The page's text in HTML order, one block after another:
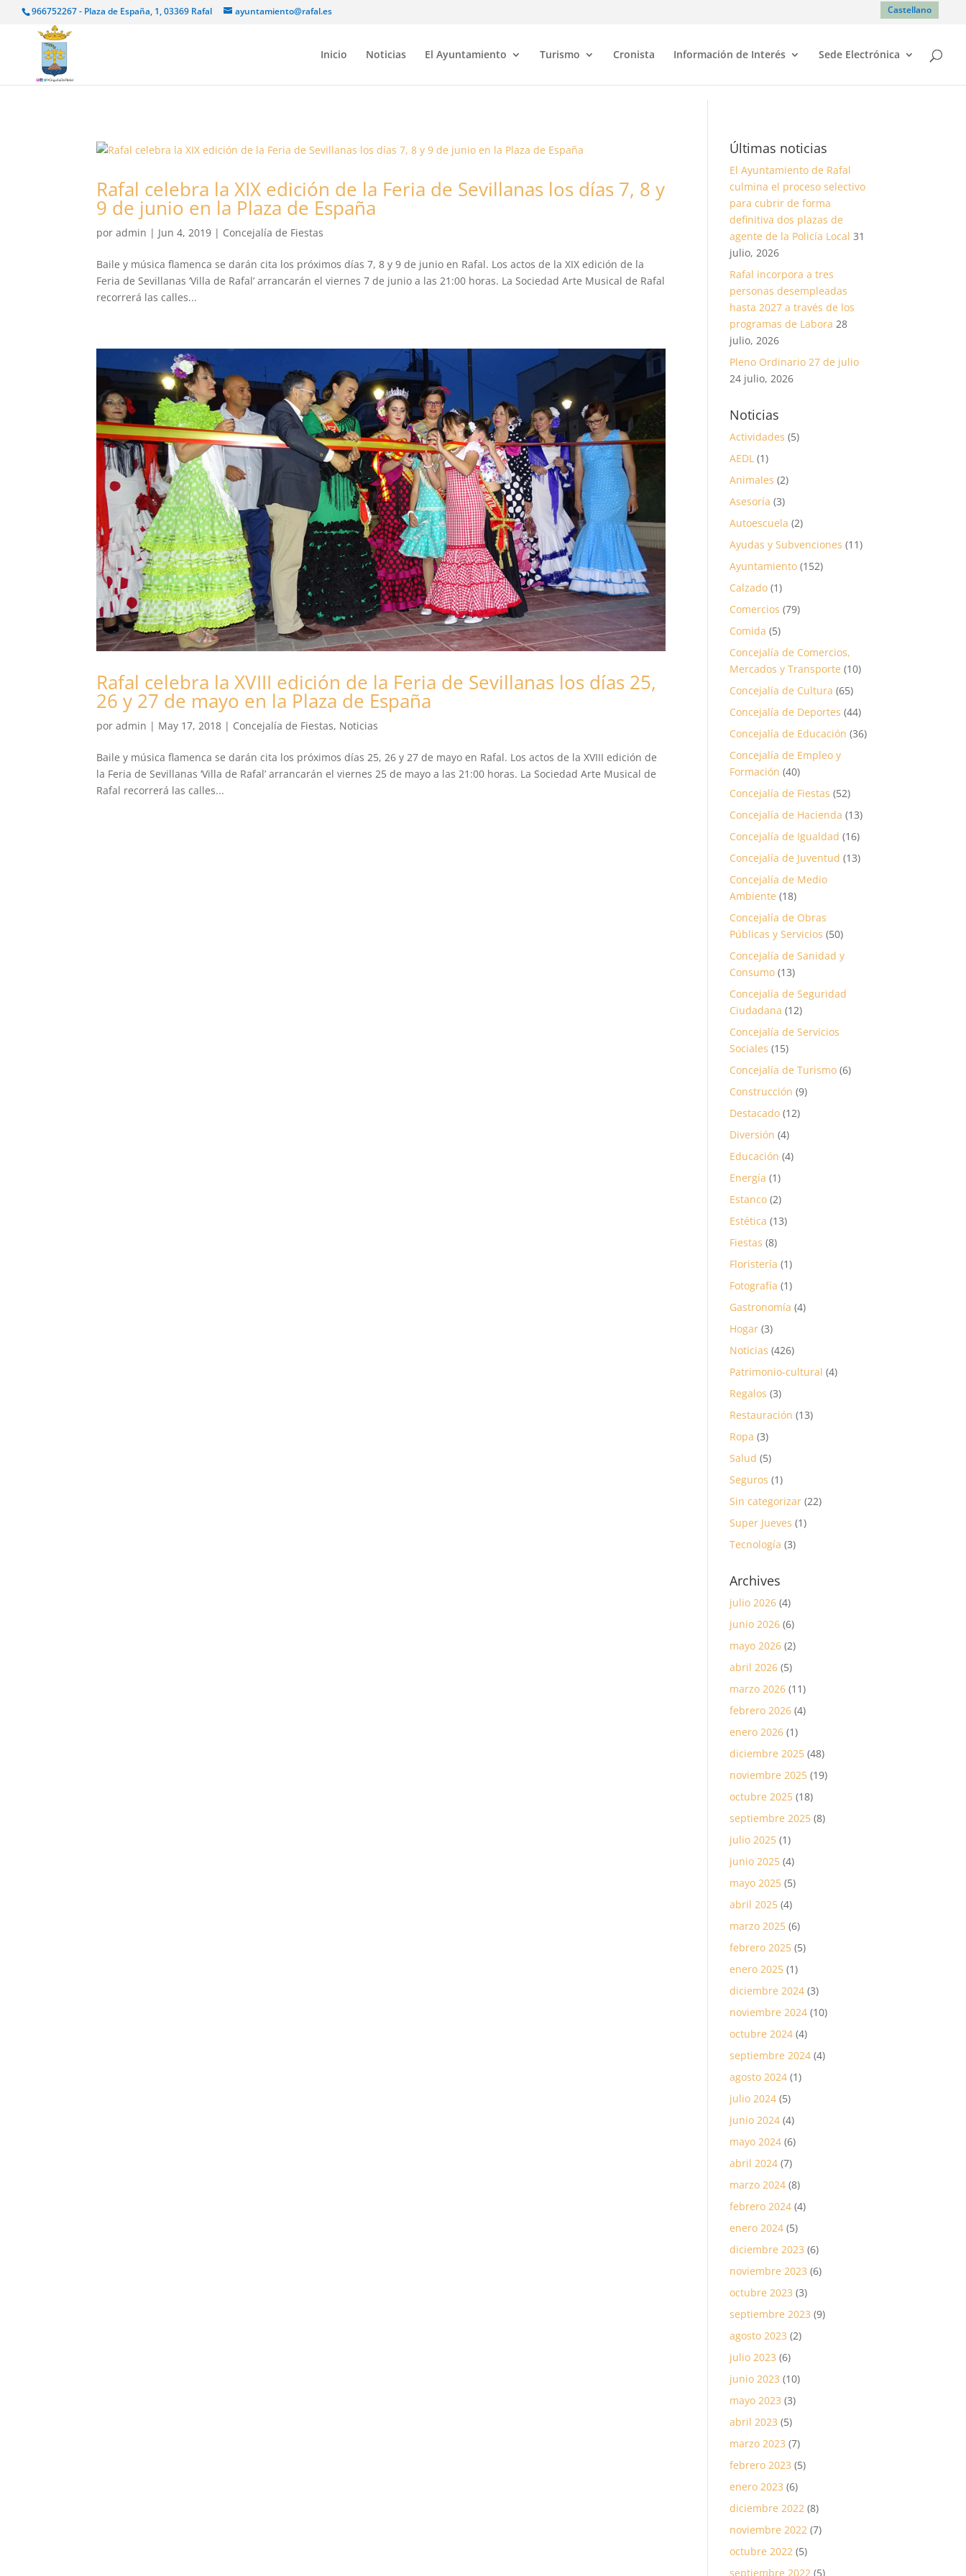
966752267 - Plaza de España, 1, 03369 Rafal ayuntamiento@rafal.es Castellano
Inicio Noticias El Ayuntamiento Turismo Cronista Información de Interés Sede Electrónica
Rafal celebra la XIX edición de la Feria de Sevillanas los días 7, 8 y
9 de junio en la Plaza de España
poradmin | Jun 4, 2019 | Concejalía de Fiestas
Baile y música flamenca se darán cita los próximos días 7, 8 y 9 de junio en Rafal. Los actos de la XIX edición de la
Feria de Sevillanas ‘Villa de Rafal’ arrancarán el viernes 7 de junio a las 21:00 horas. La Sociedad Arte Musical de Rafal
recorrerá las calles...
Rafal celebra la XVIII edición de la Feria de Sevillanas los días 25,
26 y 27 de mayo en la Plaza de España
poradmin | May 17, 2018 | Concejalía de Fiestas, Noticias
Baile y música flamenca se darán cita los próximos días 25, 26 y 27 de mayo en Rafal. Los actos de la XVIII edición de
la Feria de Sevillanas ‘Villa de Rafal’ arrancarán el viernes 25 de mayo a las 21:00 horas. La Sociedad Arte Musical de
Rafal recorrerá las calles...
Últimas noticias
El Ayuntamiento de Rafal
culmina el proceso selectivo
para cubrir de forma
definitiva dos plazas de
agente de la Policía Local 31
julio, 2026
Rafal incorpora a tres
personas desempleadas
hasta 2027 a través de los
programas de Labora 28
julio, 2026
Pleno Ordinario 27 de julio
24 julio, 2026
Noticias
Actividades (5)
AEDL (1)
Animales (2)
Asesoría (3)
Autoescuela (2)
Ayudas y Subvenciones (11)
Ayuntamiento (152)
Calzado (1)
Comercios (79)
Comida (5)
Concejalía de Comercios,
Mercados y Transporte (10)
Concejalía de Cultura (65)
Concejalía de Deportes (44)
Concejalía de Educación (36)
Concejalía de Empleo y
Formación (40)
Concejalía de Fiestas (52)
Concejalía de Hacienda (13)
Concejalía de Igualdad (16)
Concejalía de Juventud (13)
Concejalía de Medio
Ambiente (18)
Concejalía de Obras
Públicas y Servicios (50)
Concejalía de Sanidad y
Consumo (13)
Concejalía de Seguridad
Ciudadana (12)
Concejalía de Servicios
Sociales (15)
Concejalía de Turismo (6)
Construcción (9)
Destacado (12)
Diversión (4)
Educación (4)
Energía (1)
Estanco (2)
Estética (13)
Fiestas (8)
Floristería (1)
Fotografía (1)
Gastronomía (4)
Hogar (3)
Noticias (426)
Patrimonio-cultural (4)
Regalos (3)
Restauración (13)
Ropa (3)
Salud (5)
Seguros (1)
Sin categorizar (22)
Super Jueves (1)
Tecnología (3)
Archives
julio 2026 (4)
junio 2026 (6)
mayo 2026 (2)
abril 2026 (5)
marzo 2026 (11)
febrero 2026 (4)
enero 2026 (1)
diciembre 2025 (48)
noviembre 2025 (19)
octubre 2025 (18)
septiembre 2025 (8)
julio 2025 (1)
junio 2025 (4)
mayo 2025 (5)
abril 2025 (4)
marzo 2025 (6)
febrero 2025 (5)
enero 2025 (1)
diciembre 2024 (3)
noviembre 2024 (10)
octubre 2024 (4)
septiembre 2024 (4)
agosto 2024 (1)
julio 2024 (5)
junio 2024 (4)
mayo 2024 (6)
abril 2024 (7)
marzo 2024 (8)
febrero 2024 (4)
enero 2024 (5)
diciembre 2023 (6)
noviembre 2023 (6)
octubre 2023 (3)
septiembre 2023 (9)
agosto 2023 (2)
julio 2023 (6)
junio 2023 (10)
mayo 2023 (3)
abril 2023 (5)
marzo 2023 (7)
febrero 2023 (5)
enero 2023 (6)
diciembre 2022 (8)
noviembre 2022 (7)
octubre 2022 (5)
septiembre 2022 (5)